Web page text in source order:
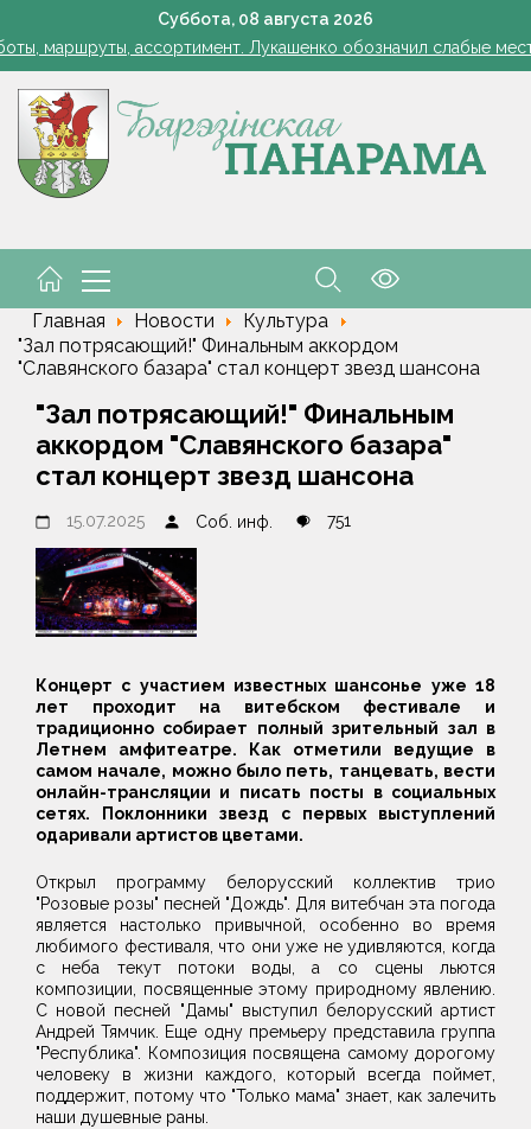
Суббота, 08 августа 2026
Лукашенко: я борюсь не за колхозы или совхозы - я борюсь
маршруты, ассортимент. Лукашенко обозначил слабые
1 стакан в ведро — тля и плодожорка бегут: Августовская
и средний бизнес приглашают к сотрудничеству с
Лукашенко: я борюсь не за колхозы или совхозы - я борюсь
Главная Новости
Культура
"Зал потрясающий!" Финальным аккордом
"Славянского базара" стал концерт звезд шансона
"Зал потрясающий!" Финальным
аккордом "Славянского базара"
стал концерт звезд шансона
15.07.2025 Соб. инф. 751
Концерт с участием известных шансонье уже 18
лет проходит на витебском фестивале и
традиционно собирает полный зрительный зал в
Летнем амфитеатре. Как отметили ведущие в
самом начале, можно было петь, танцевать, вести
онлайн-трансляции и писать посты в социальных
сетях. Поклонники звезд с первых выступлений
одаривали артистов цветами.
Открыл программу белорусский коллектив трио
"Розовые розы" песней "Дождь". Для витебчан эта погода
является настолько привычной, особенно во время
любимого фестиваля, что они уже не удивляются, когда
с неба текут потоки воды, а со сцены льются
композиции, посвященные этому природному явлению.
С новой песней "Дамы" выступил белорусский артист
Андрей Тямчик. Еще одну премьеру представила группа
"Республика". Композиция посвящена самому дорогому
человеку в жизни каждого, который всегда поймет,
поддержит, потому что "Только мама" знает, как залечить
наши душевные раны.